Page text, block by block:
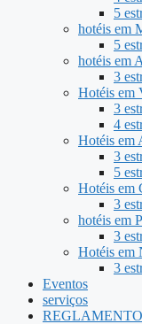
5
hotéis em
5
hotéis em
3
Hotéis em
3
4
Hotéis em
3
5
Hotéis em
3
hotéis em
3
Hotéis em
3
Eventos
serviços